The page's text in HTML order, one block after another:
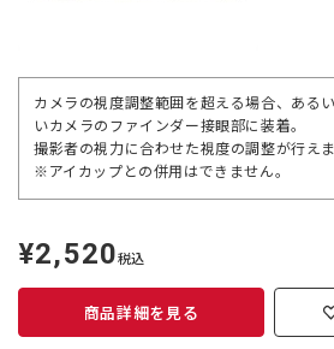
カメラの視度調整範囲を超える場合、ある
いカメラのファインダー接眼部に装着。
撮影者の視力に合わせた視度の調整が行えま
※アイカップとの併用はできません。
定
価
¥2,520税込
商品詳細を見る